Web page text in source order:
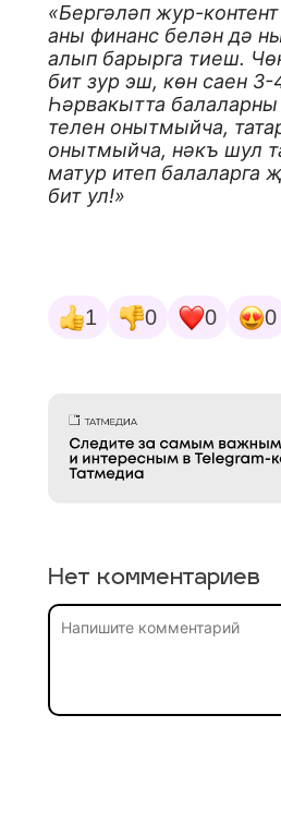
«Бергәләп жур-
аны финанс белән дә
алып барырга тиеш.
бит зур эш, көн саен
Һәрвакытта
телен онытмыйча,
онытмыйча, нәкъ шул
матур итеп балаларга
бит ул!»
1 0 0 0
Нет комментариев